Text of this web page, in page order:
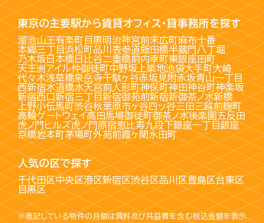
東京の主要駅から賃貸オフィス・貸事務所を探す
溜池山王有楽町目黒明治神宮前末広町麻布十番
本郷三丁目浜松町品川 表参道飯田橋半蔵門八丁堀
乃木坂日本橋日比谷二重橋前内幸町東銀座田町
天王洲アイル仲御徒町中野坂上築地池袋大手町大崎
代々木浅草橋泉岳寺千駄ヶ谷赤坂見附赤坂青山一丁目
西新宿水道橋水天宮前人形町神保町神田神谷町神楽坂
新宿西口新宿三丁目新宿御苑前新宿新御茶ノ水新橋
上野小伝馬町渋谷秋葉原市ヶ谷四ッ谷三田三越前麹町
高輪ゲートウェイ高田馬場御徒町御茶ノ水後楽園五反田
虎ノ門ヒルズ虎ノ門原宿恵比寿九段下銀座一丁目銀座
京橋岩本町茅場町外苑前霞ヶ関永田町
人気の区で探す
千代田区中央区港区新宿区渋谷区品川区豊島区台東区
目黒区
※表記している物件の月額は賃料及び共益費を含む税込金額を表示